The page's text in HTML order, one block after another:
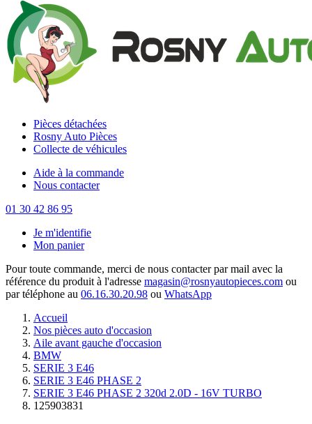
Pièces détachées
Rosny Auto Pièces
Collecte de véhicules
Aide à la commande
Nous contacter
01 30 42 86 95
Je m'identifie
Mon panier
Pour toute commande, merci de nous contacter par mail avec la
référence du produit à l'adresse magasin@rosnyautopieces.com ou
par téléphone au 06.16.30.20.98 ou WhatsApp
Accueil
Nos pièces auto d'occasion
Aile avant gauche d'occasion
BMW
SERIE 3 E46
SERIE 3 E46 PHASE 2
SERIE 3 E46 PHASE 2 320d 2.0D - 16V TURBO
125903831